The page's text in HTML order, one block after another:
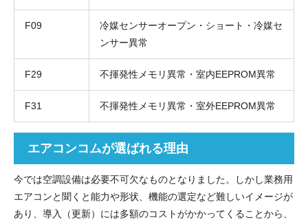
F09
冷媒センサーオープン・ショート・冷媒セ
ンサー異常
F29 不揮発性メモリ異常・室内EEPROM異常
F31 不揮発性メモリ異常・室外EEPROM異常
エアコンコムが選ばれる理由
今では空調設備は必要不可欠なものとなりました。しかし業務用
エアコンと聞くと能力や形状、機能の選定など難しいイメージが
あり、導入（更新）には多額のコストがかかってくることから、